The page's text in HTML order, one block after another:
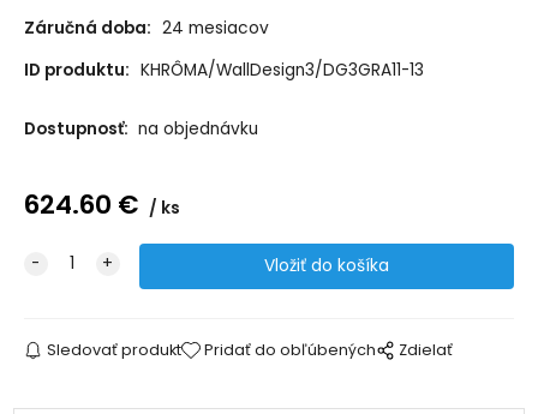
Záručná doba: 24 mesiacov
ID produktu: KHRÔMA/WallDesign3/DG3GRA11-13
Dostupnosť: na objednávku
624.60 € ks
Sledovať produkt Pridať do obľúbených Zdielať